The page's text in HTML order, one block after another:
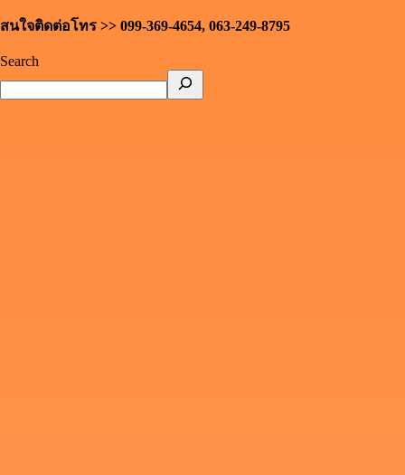
สนใจติดต่อโทร >> 099-369-4654, 063-249-8795
Search